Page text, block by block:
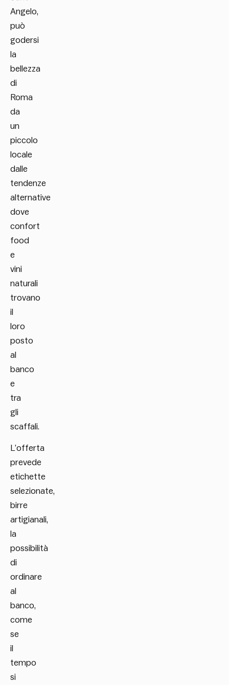
Angelo,
può
godersi
la
bellezza
di
Roma
da
un
piccolo
locale
dalle
tendenze
alternative
dove
confort
food
e
vini
naturali
trovano
il
loro
posto
al
banco
e
tra
gli
scaffali.
L’offerta
prevede
etichette
selezionate,
birre
artigianali,
la
possibilità
di
ordinare
al
banco,
come
se
il
tempo
si